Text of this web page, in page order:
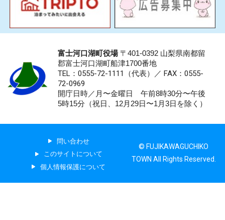
富士河口湖町役場〒401-0392 山梨県南都留
郡富士河口湖町船津1700番地
TEL：0555-72-1111 （代表）／ FAX：0555-
72-0969
開庁日時／月〜金曜日 午前8時30分〜午後
5時15分（祝日、12月29日〜1月3日を除く）
問い合わせ
このサイトについて
個人情報保護について
© FUJIKAWAGUCHIKO
TOWN All Rights Reserved.